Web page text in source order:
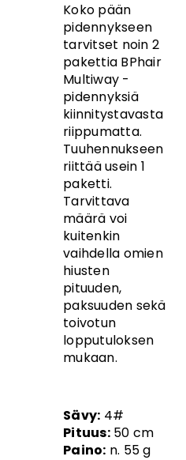
Koko pään
pidennykseen
tarvitset noin 2
pakettia BPhair
Multiway -
pidennyksiä
kiinnitystavasta
riippumatta.
Tuuhennukseen
riittää usein 1
paketti.
Tarvittava
määrä voi
kuitenkin
vaihdella omien
hiusten
pituuden,
paksuuden sekä
toivotun
lopputuloksen
mukaan.
Sävy: 4#
Pituus:50 cm
Paino: n. 55 g